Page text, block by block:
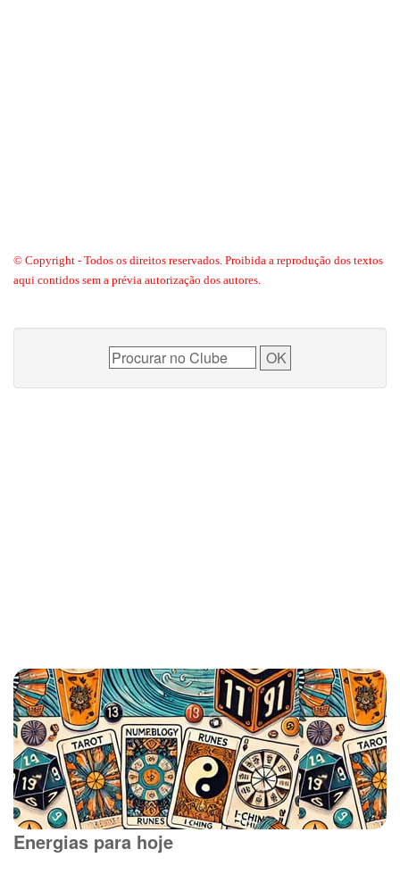
© Copyright - Todos os direitos reservados. Proibida a reprodução dos textos
aqui contidos sem a prévia autorização dos autores.
Energias para hoje